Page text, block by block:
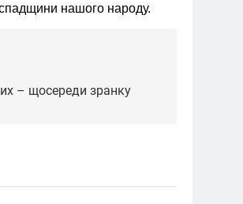
спадщини нашого народу.
– щосереди зранку